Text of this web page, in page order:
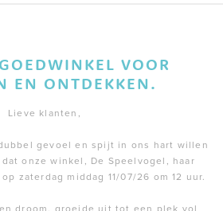
VOOR
EN ONTDEKKEN.
Lieve klanten,
gevoel en spijt in ons hart willen
onze winkel, De Speelvogel, haar
zaterdag middag 11/07/26 om 12 uur.
droom, groeide uit tot een plek vol